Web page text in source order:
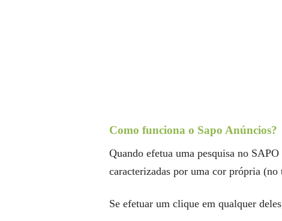
Como funciona o Sapo Anúncios?
Quando efetua uma pesquisa no
caracterizadas por uma cor própria
Se efetuar um clique em qualquer